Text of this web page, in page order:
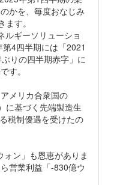
かを、毎度おなじみ
す。
ルギーソリューショ
4四半期には「2021
りの四半期赤字」に
す。
メリカ合衆国の
に基づく先端製造生
税制優遇を受けたの
ン」も恩恵がありま
営業利益「-830億ウ